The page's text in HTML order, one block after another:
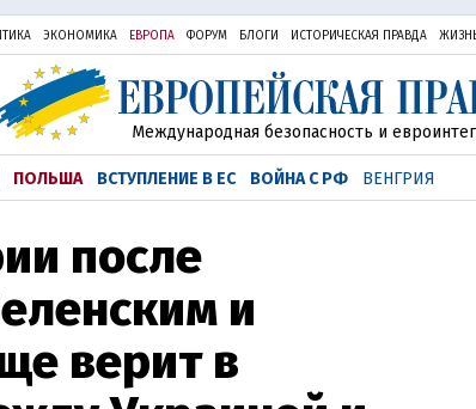
ЭКОНОМИКА ЕВРОПА ФОРУМ БЛОГИ ИСТОРИЧЕСКАЯ ПРАВДА
Международная безопасность и
ПОЛЬША ВСТУПЛЕНИЕ В ЕС ВОЙНА С РФ ВЕНГРИЯ
после
и
верит в